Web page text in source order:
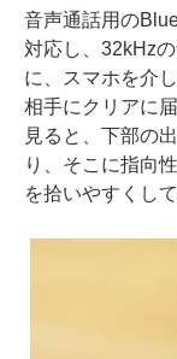
音声通話用の
対応し、32kHz
に、スマホを介
相手にクリアに
見ると、下部の
り、そこに指向
を拾いやすくし